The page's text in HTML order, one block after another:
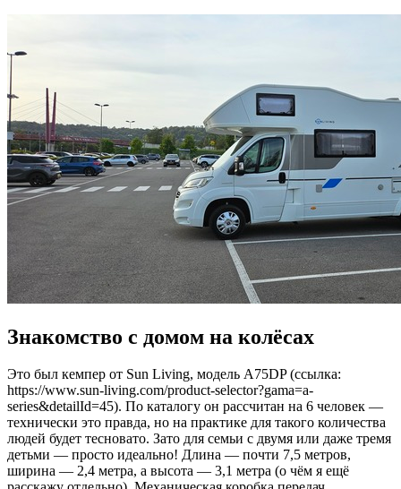
Знакомство с домом на колёсах
Это был кемпер от Sun Living, модель A75DP (ссылка:
https://www.sun-living.com/product-selector?gama=a-
series&detailId=45). По каталогу он рассчитан на 6 человек —
технически это правда, но на практике для такого количества
людей будет тесновато. Зато для семьи с двумя или даже тремя
детьми — просто идеально! Длина — почти 7,5 метров,
ширина — 2,4 метра, а высота — 3,1 метра (о чём я ещё